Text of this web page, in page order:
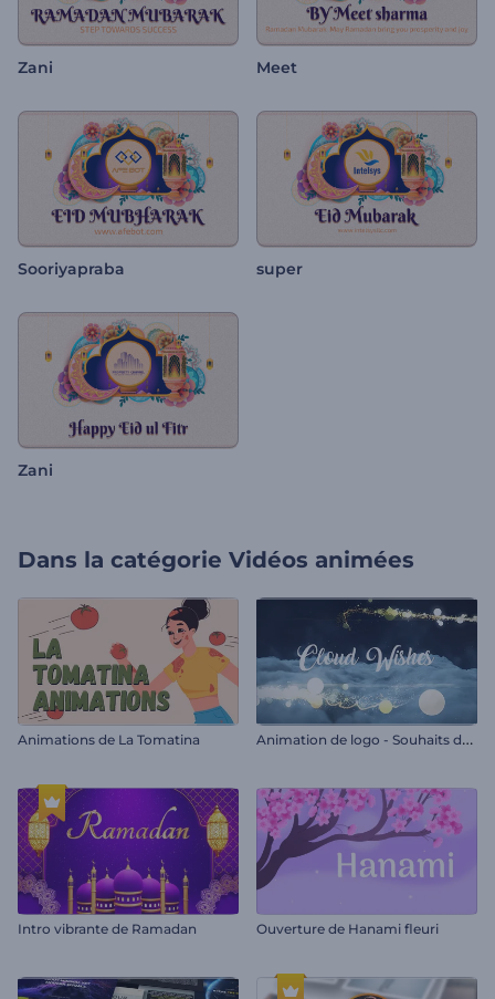
Zani Meet
Sooriyapraba super
Zani
Dans la catégorie Vidéos animées
Animations de La Tomatina A
nimation de logo - Souhaits de nuage
Intro vibrante de Ramadan Ouverture de Hanami fleuri